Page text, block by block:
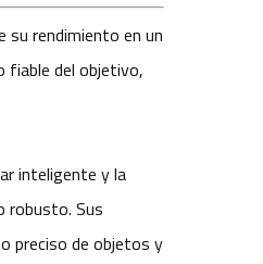
rendimiento en un
fiable del objetivo,
inteligente y la
robusto. Sus
preciso de objetos y